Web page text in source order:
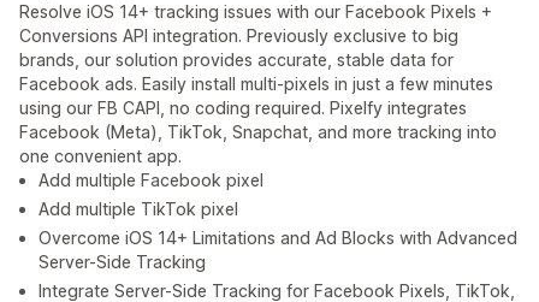
Resolve iOS 14+ tracking issues with our Facebook Pixels +
Conversions API integration. Previously exclusive to big
brands, our solution provides accurate, stable data for
Facebook ads. Easily install multi-pixels in just a few minutes
using our FB CAPI, no coding required. Pixelfy integrates
Facebook (Meta), TikTok, Snapchat, and more tracking into
one convenient app.
Add multiple Facebook pixel
Add multiple TikTok pixel
Overcome iOS 14+ Limitations and Ad Blocks with Advanced
Server-Side Tracking
Integrate Server-Side Tracking for Facebook Pixels, TikTok,